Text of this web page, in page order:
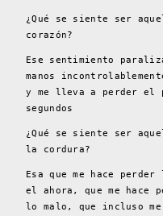
¿Qué se siente ser
corazón?
Ese sentimiento
manos
y me lleva a perder el
segundos
¿Qué se siente ser
la cordura?
Esa que me hace
el ahora, que me hace
lo malo, que incluso